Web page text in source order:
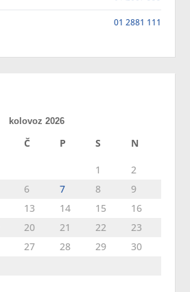
01 2881 111
kolovoz 2026
Č P S N
1
2
6 7 8
9
13 14 15
16
20 21 22
23
27 28 29
30